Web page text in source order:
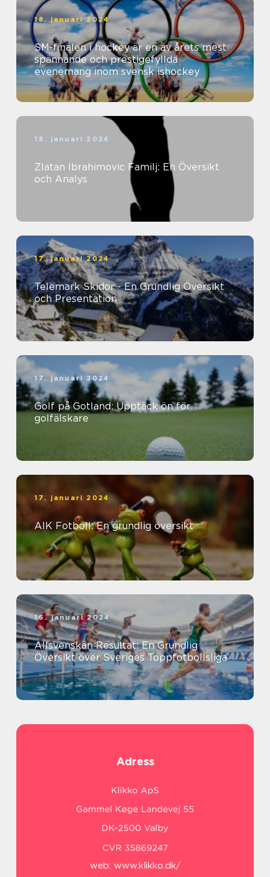
18. januari 2024
SM-finalen i hockey är en av årets mest
spännande och prestigefyllda
evenemang inom svensk ishockey
18. januari 2024
Zlatan Ibrahimovic Familj: En Översikt
och Analys
17. januari 2024
Telemark Skidor - En Grundlig Översikt
och Presentation
17. januari 2024
Golf på Gotland: Upptäck ön för
golfälskare
17. januari 2024
AIK Fotboll: En grundlig översikt
16. januari 2024
Allsvenskan Resultat: En Grundlig
Översikt över Sveriges Toppfotbollsliga
Adress
web: www.klikko.dk/